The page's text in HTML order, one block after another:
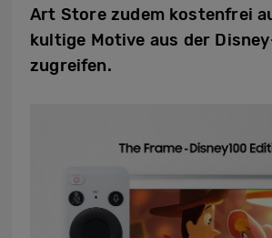
Art Store zudem kostenfrei
kultige Motive aus der
zugreifen.